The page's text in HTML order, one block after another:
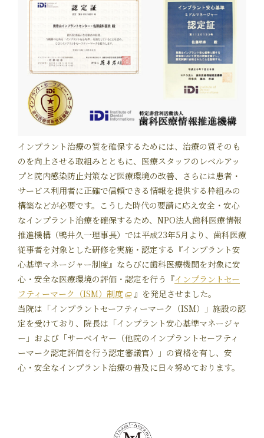
インプラント治療の質を確保するためには、治療の質そのも
のを向上させる取組みとともに、医療スタッフのレベルアッ
プと院内感染防止対策など医療環境の改善、さらには患者・
サービス利用者に正確で信頼できる情報を提供する枠組みの
構築などが必要です。こうした時代の要請に応え安全・安心
なインプラント治療を確保するため、NPO法人歯科医療情報
推進機構（鴨井久一理事長）では平成23年5月より、歯科医療
従事者を対象とした研修を実施・認定する『インプラント安
心基準マネージャー制度』ならびに歯科医療機関を対象に安
心・安全な医療環境の評価・認定を行う『インプラントセー
フティーマーク（ISM）制度
』を発足させました。
当院は「インプラントセーフティーマーク（ISM）」施設の認
定を受けており、院長は「インプラント安心基準マネージャ
ー」および「サーベイヤー（他院のインプラントセーフティ
ーマーク認定評価を行う認定審議官）」の資格を有し、安
心・安全なインプラント治療の普及に日々努めております。